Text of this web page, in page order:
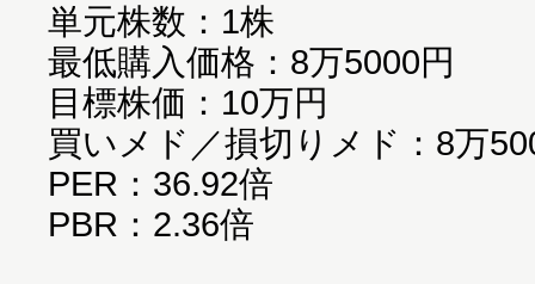
単元株数：1株
最低購入価格：8万5000円
目標株価：10万円
買いメド／損切りメド：8万
PER：36.92倍
PBR：2.36倍